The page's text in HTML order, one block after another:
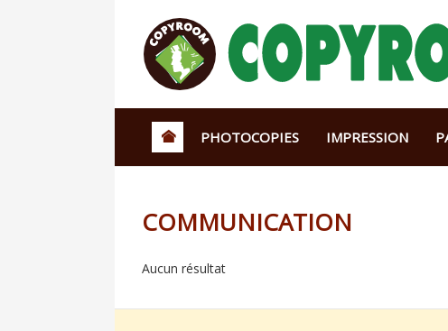
PHOTOCOPIES IMPRESSION
COMMUNICATION
Aucun résultat